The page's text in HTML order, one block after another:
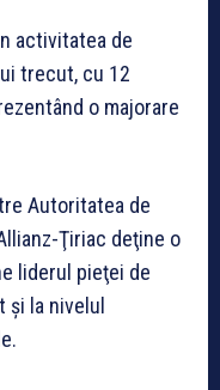
activitatea de
trecut, cu 12
o majorare
Autoritatea de
Ţiriac deţine o
liderul pieţei de
şi la nivelul